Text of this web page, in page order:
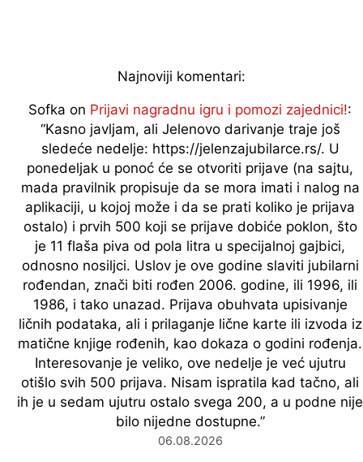
Najnoviji komentari:
Sofka on Prijavi nagradnu igru i pomozi zajednici!:
“Kasno javljam, ali Jelenovo darivanje traje još
sledeće nedelje: https://jelenzajubilarce.rs/. U
ponedeljak u ponoć će se otvoriti prijave (na sajtu,
mada pravilnik propisuje da se mora imati i nalog na
aplikaciji, u kojoj može i da se prati koliko je prijava
ostalo) i prvih 500 koji se prijave dobiće poklon, što
je 11 flaša piva od pola litra u specijalnoj gajbici,
odnosno nosiljci. Uslov je ove godine slaviti jubilarni
rođendan, znači biti rođen 2006. godine, ili 1996, ili
1986, i tako unazad. Prijava obuhvata upisivanje
ličnih podataka, ali i prilaganje lične karte ili izvoda iz
matične knjige rođenih, kao dokaza o godini rođenja.
Interesovanje je veliko, ove nedelje je već ujutru
otišlo svih 500 prijava. Nisam ispratila kad tačno, ali
ih je u sedam ujutru ostalo svega 200, a u podne nije
bilo nijedne dostupne.”
06.08.2026